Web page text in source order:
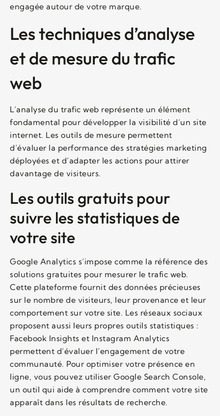
engagée autour de votre marque.
Les techniques d’analyse
et de mesure du trafic
web
L’analyse du trafic web représente un élément
fondamental pour développer la visibilité d’un site
internet. Les outils de mesure permettent
d’évaluer la performance des stratégies marketing
déployées et d’adapter les actions pour attirer
davantage de visiteurs.
Les outils gratuits pour
suivre les statistiques de
votre site
Google Analytics s’impose comme la référence des
solutions gratuites pour mesurer le trafic web.
Cette plateforme fournit des données précieuses
sur le nombre de visiteurs, leur provenance et leur
comportement sur votre site. Les réseaux sociaux
proposent aussi leurs propres outils statistiques :
Facebook Insights et Instagram Analytics
permettent d’évaluer l’engagement de votre
communauté. Pour optimiser votre présence en
ligne, vous pouvez utiliser Google Search Console,
un outil qui aide à comprendre comment votre site
apparaît dans les résultats de recherche.